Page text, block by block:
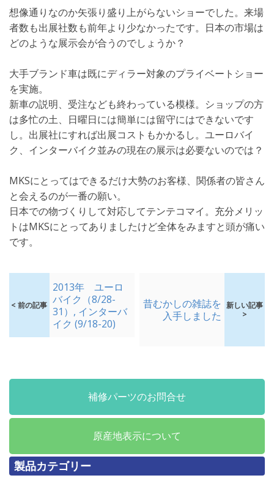
想像通りなのか矢張り盛り上がらないショーでした。来場
者数も出展社数も前年より少なかったです。日本の市場は
どのような展示会が合うのでしょうか？
大手ブランド車は既にディラー対象のプライベートショー
を実施。
新車の説明、受注なども終わっている模様。ショップの方
は多忙の土、日曜日には簡単には留守にはできないです
し。出展社にすれば出展コストもかかるし。ユーロバイ
ク、インターバイク並みの現在の展示は必要ないのでは？
MKSにとってはできるだけ大勢のお客様、関係者の皆さん
と会えるのが一番の願い。
日本での物づくりして対応してテンテコマイ。充分メリッ
トはMKSにとってありましたけど全体をみますと頭が痛い
です。
< 前の記事
2013年 ユーロ
バイク（8/28-
31）, インターバ
イク (9/18-20)
昔むかしの雑誌を
入手しました
新しい記事
>
補修パーツのお問合せ
原産地表示について
製品カテゴリー